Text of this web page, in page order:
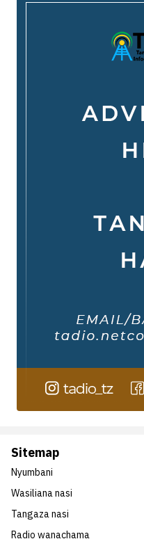
Sitemap
Nyumbani
Wasiliana nasi
Tangaza nasi
Radio wanachama